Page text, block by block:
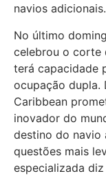
navios adicionais.
No último
celebrou o corte
terá capacidade
ocupação dupla.
Caribbean
inovador do
destino do navio
questões mais
especializada